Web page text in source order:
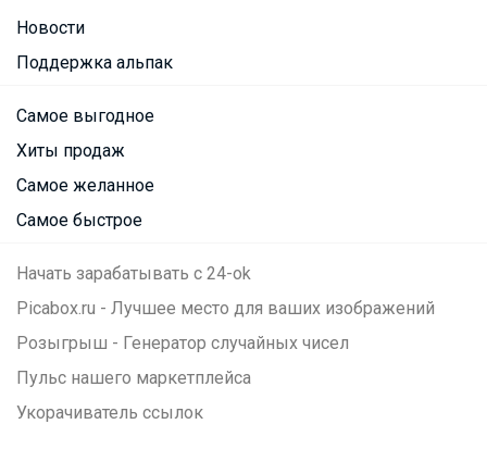
Новости
Поддержка альпак
Самое выгодное
Хиты продаж
Самое желанное
Самое быстрое
Начать зарабатывать с 24-ok
Picabox.ru - Лучшее место для ваших изображений
Розыгрыш - Генератор случайных чисел
Пульс нашего маркетплейса
Укорачиватель ссылок